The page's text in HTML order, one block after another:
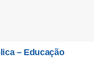
– Educação